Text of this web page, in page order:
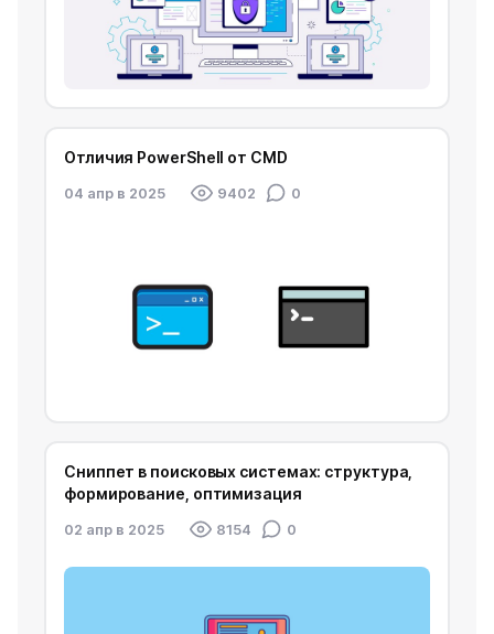
Отличия PowerShell от CMD
04 апр в 2025 9402 0
Сниппет в поисковых системах: структура,
формирование, оптимизация
02 апр в 2025 8154 0